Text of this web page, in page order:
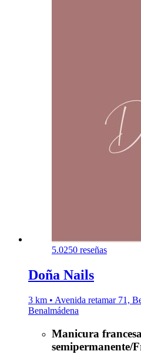
5.0250 reseñas
Doña Nails
3 km • Avenida retamar 71,
Benalmádena
Manicura francesa
semipermanente/